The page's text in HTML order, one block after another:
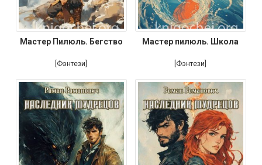
Мастер Пилюль. Бегство
[Фэнтези]
Мастер пилюль. Школа
[Фэнтези]